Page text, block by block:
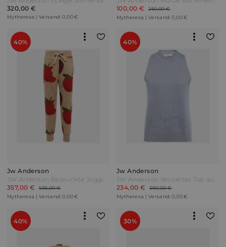
320,00 €
Mytheresa | Versand: 0,00 €
100,00 €
250,00 €
Mytheresa | Versand: 0,00 €
40%
Jw Anderson
JW Anderson Bedruckte Jogginghose aus Fleece Bunt
357,00 €
595,00 €
Mytheresa | Versand: 0,00 €
40%
Jw Anderson
JW Anderson Verziertes Top aus Wolle Grau
234,00 €
390,00 €
Mytheresa | Versand: 0,00 €
40% 30%